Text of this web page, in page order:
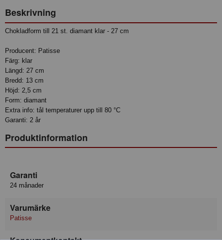
Beskrivning
Chokladform till 21 st. diamant klar - 27 cm
Producent: Patisse
Färg: klar
Längd: 27 cm
Bredd: 13 cm
Höjd: 2,5 cm
Form: diamant
Extra info: tål temperaturer upp till 80 °C
Garanti: 2 år
Produktinformation
Garanti
24 månader
Varumärke
Patisse